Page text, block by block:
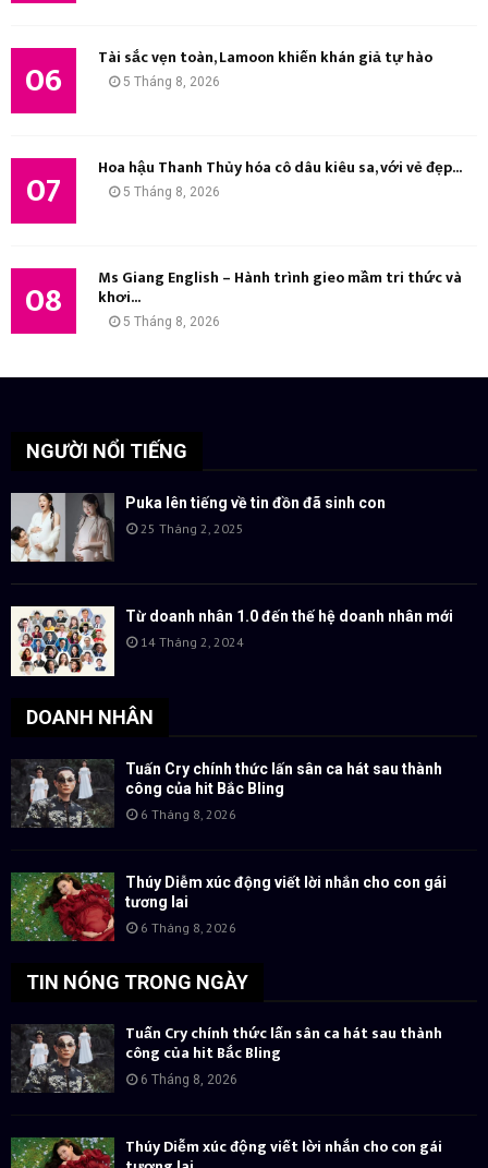
06 Tài sắc vẹn toàn, Lamoon khiến khán giả tự hào
5 Tháng 8, 2026
07 Hoa hậu Thanh Thủy hóa cô dâu kiêu sa, với vẻ đẹp...
5 Tháng 8, 2026
08 Ms Giang English – Hành trình gieo mầm tri thức và
khơi...
5 Tháng 8, 2026
NGƯỜI NỔI TIẾNG
Puka lên tiếng về tin đồn đã sinh con
25 Tháng 2, 2025
Từ doanh nhân 1.0 đến thế hệ doanh nhân mới
14 Tháng 2, 2024
DOANH NHÂN
Tuấn Cry chính thức lấn sân ca hát sau thành
công của hit Bắc Bling
6 Tháng 8, 2026
Thúy Diễm xúc động viết lời nhắn cho con gái
tương lai
6 Tháng 8, 2026
TIN NÓNG TRONG NGÀY
Tuấn Cry chính thức lấn sân ca hát sau thành
công của hit Bắc Bling
6 Tháng 8, 2026
Thúy Diễm xúc động viết lời nhắn cho con gái